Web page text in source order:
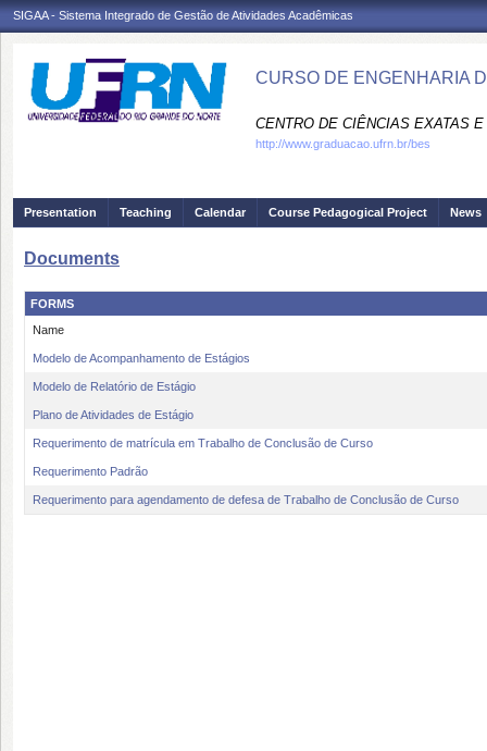
SIGAA - Sistema Integrado de Gestão de Atividades Acadêmicas
CURSO DE ENGENHARIA
CENTRO DE CIÊNCIAS EXATAS
http://www.graduacao.ufrn.br/bes
Presentation Teaching Calendar Course Pedagogical Project News
Documents
FORMS
Name
Modelo de Acompanhamento de Estágios
Modelo de Relatório de Estágio
Plano de Atividades de Estágio
Requerimento de matrícula em Trabalho de Conclusão de Curso
Requerimento Padrão
Requerimento para agendamento de defesa de Trabalho de Conclusão de Curso